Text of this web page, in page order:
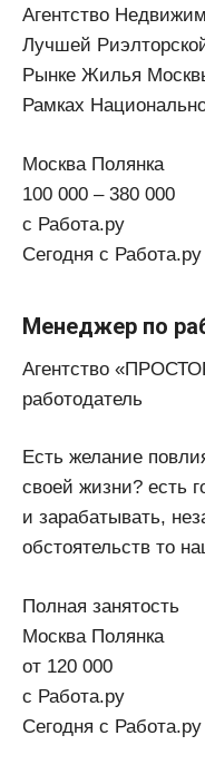
Агентство
Лучшей
Рынке Жилья
Рамках
Москва Полянка
100 000 – 380 000
с Работа.ру
Сегодня с Работа.ру
Менеджер по
Агентство
работодатель
Есть желание
своей жизни? есть
и зарабатывать,
обстоятельств то
Полная занятость
Москва Полянка
от 120 000
с Работа.ру
Сегодня с Работа.ру